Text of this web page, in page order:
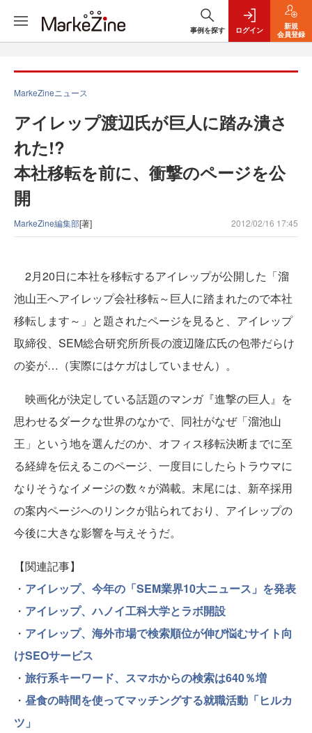
事例を探す ログイン
新規
会員登録
MarkeZineニュース
アイレップ渡辺氏が巨人に踏み潰さ
れた!?
本社移転を前に、衝撃のページを公
開
MarkeZine編集部[著] 2012/02/16 17:45
2月20日に本社を移転するアイレップが公開した「溜
池山王へアイレップ会社移転～巨人に踏まれたので本社
移転します～ 」と題されたページを見ると、アイレップ
取締役、SEM総合研究所所長の渡辺隆広氏の包帯だらけ
の姿が…（実際にはケガはしていません）。
映画化が決定している話題のマンガ『進撃の巨人』を
思わせるダークな世界のなかで、同社がなぜ「溜池山
王」という地を選んだのか、オフィス移転決断までに至
る経緯を伝えるこのページ、一度目にしたらトラウマに
なりそうなイメージの数々が満載。末尾には、新卒採用
の案内ページへのリンクが貼られており、アイレップの
今後に大きな影響を与えそうだ。
【関連記事】
・ アイレップ、今年の「SEM業界10大ニュース」を発表
・ アイレップ、ハノイ工科大学とラボ開設
・ アイレップ、海外市場で検索順位が伸び悩むサイト向
けSEOサービス
・ 旅行系キーワード、スマホからの検索は640％増
・ 昼食の時間を使ってマッチングする就職活動「ヒルカ
ツ」